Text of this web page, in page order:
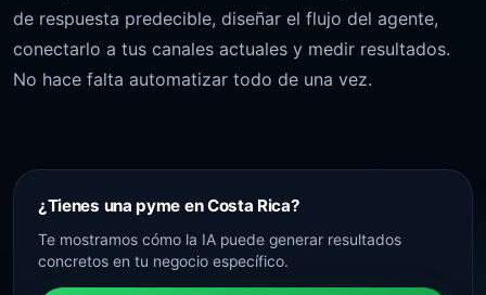
de respuesta predecible, diseñar el flujo del agente,
conectarlo a tus canales actuales y medir resultados.
No hace falta automatizar todo de una vez.
¿Tienes una pyme en Costa Rica?
Te mostramos cómo la IA puede generar resultados
concretos en tu negocio específico.